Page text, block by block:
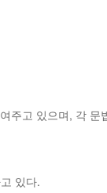
주고 있으며, 각 문
있다.